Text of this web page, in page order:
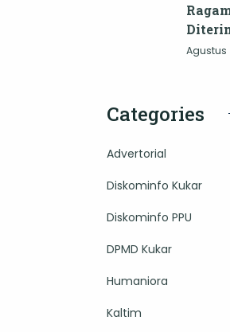
Agustus
Categories
Advertorial
Diskominfo Kukar
Diskominfo PPU
DPMD Kukar
Humaniora
Kaltim